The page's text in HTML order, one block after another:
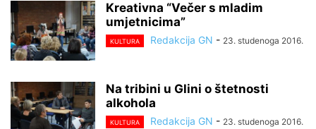
Kreativna “Večer s mladim
umjetnicima”
KULTURA Redakcija GN - 23. studenoga 2016.
Na tribini u Glini o štetnosti
alkohola
KULTURA Redakcija GN - 23. studenoga 2016.